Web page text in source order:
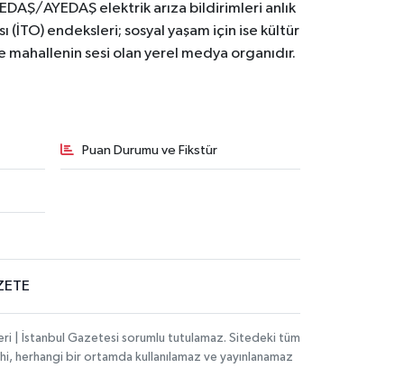
AYEDAŞ elektrik arıza bildirimleri anlık
(İTO) endeksleri; sosyal yaşam için ise kültür
sesi olan yerel medya organıdır.
Puan Durumu ve Fikstür
| İstanbul Gazetesi sorumlu tutulamaz. Sitedeki tüm
herhangi bir ortamda kullanılamaz ve yayınlanamaz